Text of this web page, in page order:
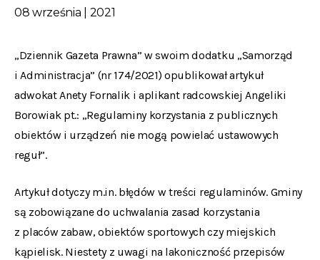
08 września | 2021
„Dziennik Gazeta Prawna” w swoim dodatku „Samorząd
i Administracja” (nr 174/2021) opublikował artykuł
adwokat Anety Fornalik i aplikant radcowskiej Angeliki
Borowiak pt.: „Regulaminy korzystania z publicznych
obiektów i urządzeń nie mogą powielać ustawowych
reguł”.
Artykuł dotyczy m.in. błędów w treści regulaminów. Gminy
są zobowiązane do uchwalania zasad korzystania
z placów zabaw, obiektów sportowych czy miejskich
kąpielisk. Niestety z uwagi na lakoniczność przepisów